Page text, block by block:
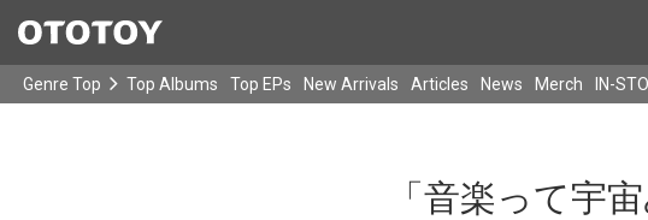
Genre Top Top Albums Top EPs New Arrivals Articles News Merch IN-
「音楽って宇